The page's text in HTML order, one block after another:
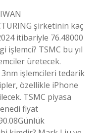
şirketinin kaç
itibariyle 76.48000
işlemci? TSMC bu yıl
üretecek.
3nm işlemcileri tedarik
özellikle iPhone
TSMC piyasa
fiyat